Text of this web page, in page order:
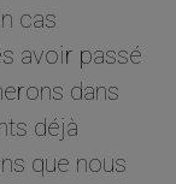
cas
avoir passé
dans
déjà
que nous